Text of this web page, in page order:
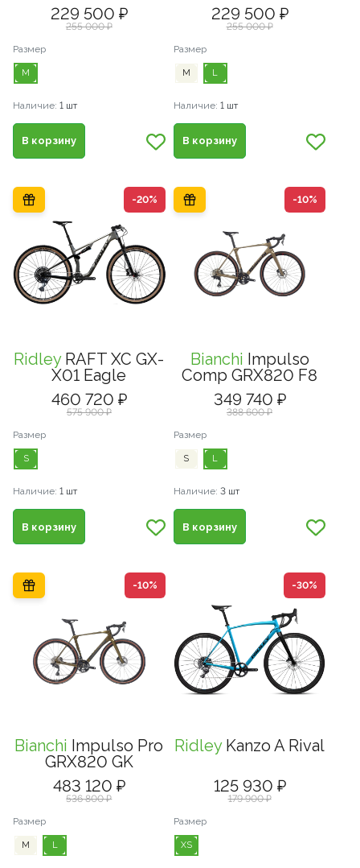
255 000 ₽
229 500 ₽
Размер
M
Наличие: 1 шт
В корзину
255 000 ₽
229 500 ₽
Размер
M L
Наличие: 1 шт
В корзину
-20%
RidleyRAFT XC GX-
X01 Eagle
575 900 ₽
460 720 ₽
Размер
S
Наличие: 1 шт
В корзину
-10%
Bianchi Impulso
Comp GRX820 F8
388 600 ₽
349 740 ₽
Размер
S L
Наличие: 3 шт
В корзину
-10%
Bianchi Impulso Pro
GRX820 GK
536 800 ₽
483 120 ₽
Размер
M L
-30%
RidleyKanzo A Rival
179 900 ₽
125 930 ₽
Размер
XS